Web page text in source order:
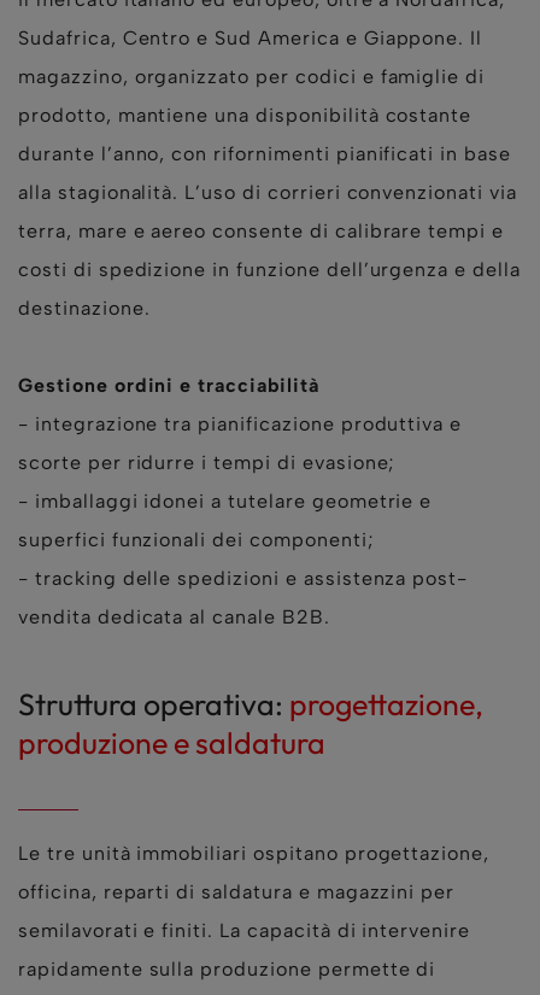
Sudafrica, Centro e Sud America e Giappone. Il
magazzino, organizzato per codici e famiglie di
prodotto, mantiene una disponibilità costante
durante l’anno, con rifornimenti pianificati in base
alla stagionalità. L’uso di corrieri convenzionati via
terra, mare e aereo consente di calibrare tempi e
costi di spedizione in funzione dell’urgenza e della
destinazione.
Gestione ordini e tracciabilità
- integrazione tra pianificazione produttiva e
scorte per ridurre i tempi di evasione;
- imballaggi idonei a tutelare geometrie e
superfici funzionali dei componenti;
- tracking delle spedizioni e assistenza post-
vendita dedicata al canale B2B.
Struttura operativa: progettazione,
produzione e saldatura
Le tre unità immobiliari ospitano progettazione,
officina, reparti di saldatura e magazzini per
semilavorati e finiti. La capacità di intervenire
rapidamente sulla produzione permette di